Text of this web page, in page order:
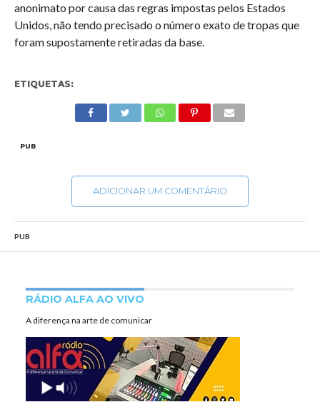
anonimato por causa das regras impostas pelos Estados
Unidos, não tendo precisado o número exato de tropas que
foram supostamente retiradas da base.
ETIQUETAS:
PUB
ADICIONAR UM COMENTÁRIO
PUB
RÁDIO ALFA AO VIVO
A diferença na arte de comunicar